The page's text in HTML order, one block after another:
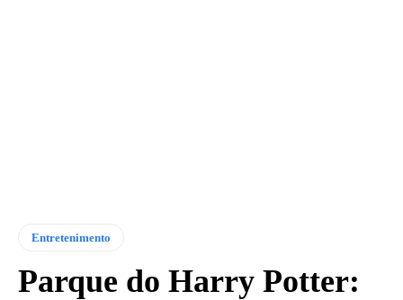
Entretenimento
Parque do Harry Potter: